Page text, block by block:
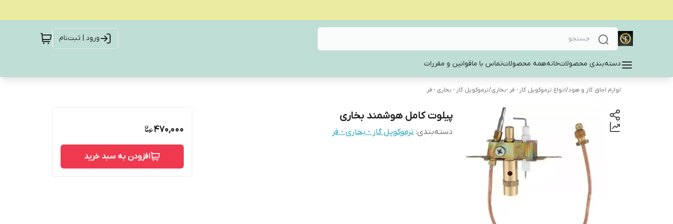
ورود | ثبت‌نام
دسته‌بندی محصولاتخانههمه محصولاتتماس با ماقوانین و مقررات
لوازم اجاق گاز و هود/انواع ترموکوپل گاز - فر -بخاری/ترموکوپل گاز - بخاری - فر
پیلوت کامل هوشمند بخاری
دسته‌بندی: ترموکوپل گاز - بخاری - فر 470,000
افزودن به سبد خرید